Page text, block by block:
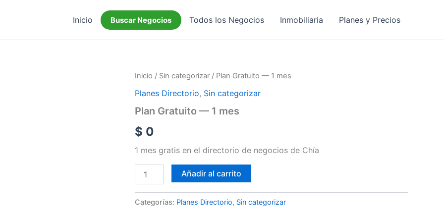
Inicio Buscar Negocios Todos los Negocios Inmobiliaria Planes y Precios
Inicio / Sin categorizar / Plan Gratuito — 1 mes
Planes Directorio, Sin categorizar
Plan Gratuito — 1 mes
$ 0
1 mes gratis en el directorio de negocios de Chía
Plan
—
mes
Añadir al carrito
Categorías: Planes Directorio, Sin categorizar